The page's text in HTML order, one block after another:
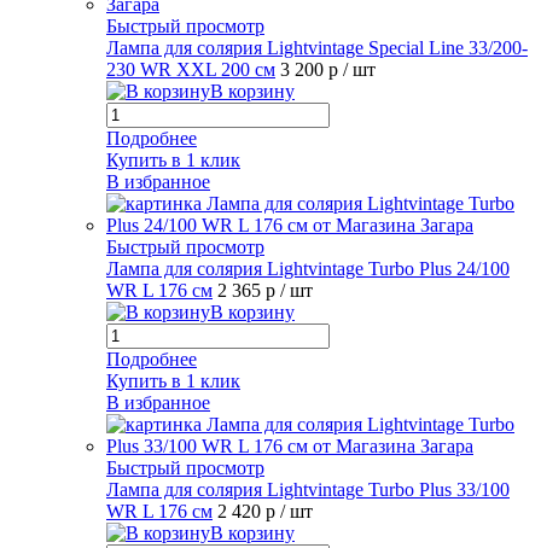
Быстрый просмотр
Лампа для солярия Lightvintage Special Line 33/200-
230 WR XXL 200 см 3 200 р / шт
В корзину
Подробнее
Купить в 1 клик
В избранное
Быстрый просмотр
Лампа для солярия Lightvintage Turbo Plus 24/100
WR L 176 см 2 365 р / шт
В корзину
Подробнее
Купить в 1 клик
В избранное
Быстрый просмотр
Лампа для солярия Lightvintage Turbo Plus 33/100
WR L 176 см 2 420 р / шт
В корзину